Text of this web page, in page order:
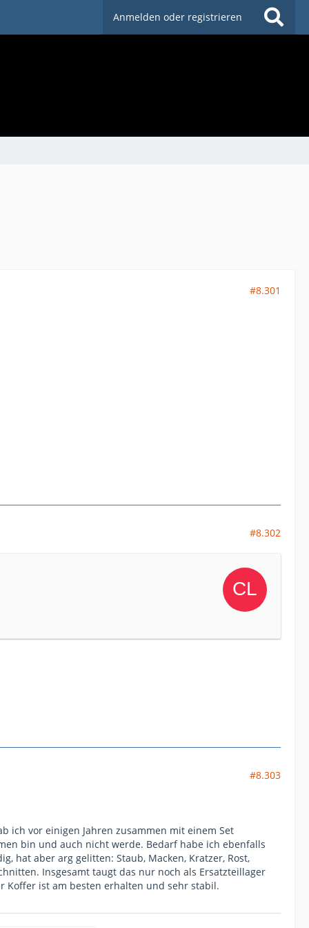
Anmelden oder registrieren
#8.301
#8.302
#8.303
ich vor einigen Jahren zusammen mit einem Set
bin und auch nicht werde. Bedarf habe ich ebenfalls
hat aber arg gelitten: Staub, Macken, Kratzer, Rost,
Insgesamt taugt das nur noch als Ersatzteillager
Koffer ist am besten erhalten und sehr stabil.